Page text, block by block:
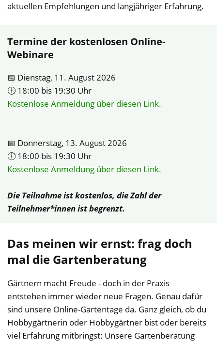
aktuellen Empfehlungen und langjähriger Erfahrung.
Termine der kostenlosen Online-
Webinare
📅 Dienstag, 11. August 2026
🕕 18:00 bis 19:30 Uhr
Kostenlose Anmeldung über diesen Link.
📅 Donnerstag, 13. August 2026
🕕 18:00 bis 19:30 Uhr
Kostenlose Anmeldung über diesen Link.
Die Teilnahme ist kostenlos, die Zahl der
Teilnehmer*innen ist begrenzt.
Das meinen wir ernst: frag doch
mal die Gartenberatung
Gärtnern macht Freude - doch in der Praxis
entstehen immer wieder neue Fragen. Genau dafür
sind unsere Online-Gartentage da. Ganz gleich, ob du
Hobbygärtnerin oder Hobbygärtner bist oder bereits
viel Erfahrung mitbringst: Unsere Gartenberatung